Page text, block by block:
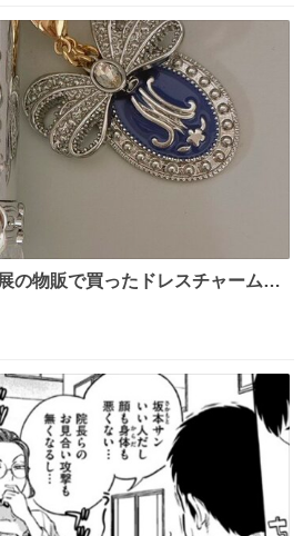
の物販で買ったドレスチャームを
サリーにして、リップにつけた
たシュシュにつけたりしています